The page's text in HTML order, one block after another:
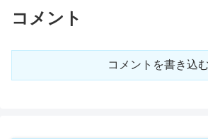
コメント
コメントを書き込む